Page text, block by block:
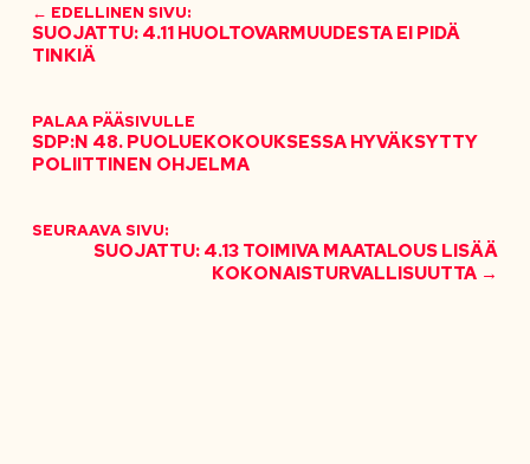
← EDELLINEN SIVU:
SUOJATTU: 4.11 HUOLTOVARMUUDESTA EI PIDÄ
TINKIÄ
PALAA PÄÄSIVULLE
SDP:N 48. PUOLUEKOKOUKSESSA HYVÄKSYTTY
POLIITTINEN OHJELMA
SEURAAVA SIVU:
SUOJATTU: 4.13 TOIMIVA MAATALOUS LISÄÄ
KOKONAISTURVALLISUUTTA →